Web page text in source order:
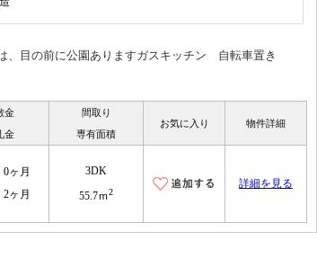
目の前に公園ありますガスキッチン 自転車置き
金
金
間取り
専有面積
お気に入り 物件詳細
0ヶ月
2ヶ月
3DK
55.7ｍ2
詳細を見る